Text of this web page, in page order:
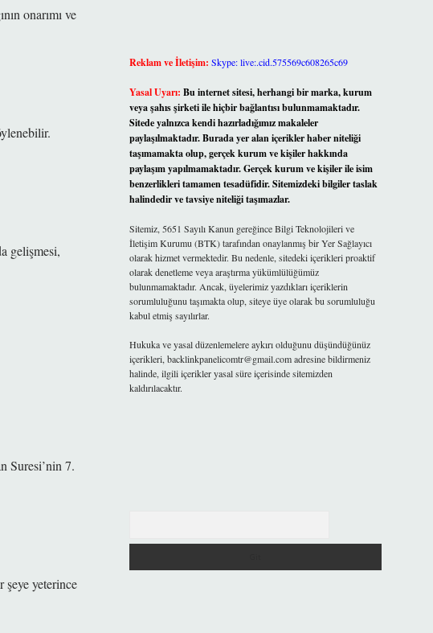
onarımı ve
gelişmesi,
şeye yeterince
Reklam ve İletişim: Skype: live:.cid.575569c608265c69
Yasal Uyarı: Bu internet sitesi, herhangi bir marka, kurum
veya şahıs şirketi ile hiçbir bağlantısı bulunmamaktadır.
Sitede yalnızca kendi hazırladığımız makaleler
paylaşılmaktadır. Burada yer alan içerikler haber niteliği
taşımamakta olup, gerçek kurum ve kişiler hakkında
paylaşım yapılmamaktadır. Gerçek kurum ve kişiler ile isim
benzerlikleri tamamen tesadüfidir. Sitemizdeki bilgiler taslak
halindedir ve tavsiye niteliği taşımazlar.
Sitemiz, 5651 Sayılı Kanun gereğince Bilgi Teknolojileri ve
İletişim Kurumu (BTK) tarafından onaylanmış bir Yer Sağlayıcı
olarak hizmet vermektedir. Bu nedenle, sitedeki içerikleri proaktif
olarak denetleme veya araştırma yükümlülüğümüz
bulunmamaktadır. Ancak, üyelerimiz yazdıkları içeriklerin
sorumluluğunu taşımakta olup, siteye üye olarak bu sorumluluğu
kabul etmiş sayılırlar.
Hukuka ve yasal düzenlemelere aykırı olduğunu düşündüğünüz
içerikleri, backlinkpanelicomtr@gmail.comadresine bildirmeniz
halinde, ilgili içerikler yasal süre içerisinde sitemizden
kaldırılacaktır.